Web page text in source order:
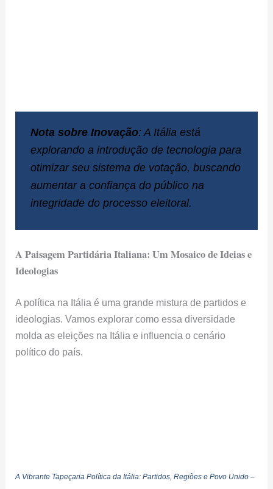
Nota sobre Inovação: A Itália está
explorando a introdução de tecnologia para
otimizar seu sistema de votação, buscando
aumentar a confiança do público na
integridade do processo eleitoral.
A Paisagem Partidária Italiana: Um Mosaico de Ideias e
Ideologias
A política na Itália é uma grande mistura de partidos e
ideologias. Vamos explorar como essa diversidade
molda as eleições na Itália e influencia o cenário
político do país.
A Vibrante Tapeçaria Política da Itália: Partidos, Regiões e Povo Unido –